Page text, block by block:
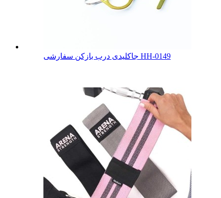
جاکلیدی درب بازکن سفارشی HH-0149